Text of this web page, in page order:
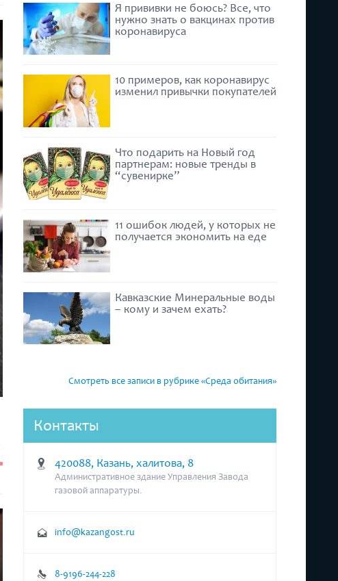
Я прививки не боюсь? Все, что
нужно знать о вакцинах против
коронавируса
10 примеров, как коронавирус
изменил привычки покупателей
Что подарить на Новый год
партнерам: новые тренды в
“сувенирке”
11 ошибок людей, у которых не
получается экономить на еде
Кавказские Минеральные воды
– кому и зачем ехать?
Смотреть все записи в рубрике «Среда обитания»
Контакты
420088, Казань, халитова, 8
Административное здание Управления Завода
газовой аппаратуры.
info@kazangost.ru
8-9196-244-228